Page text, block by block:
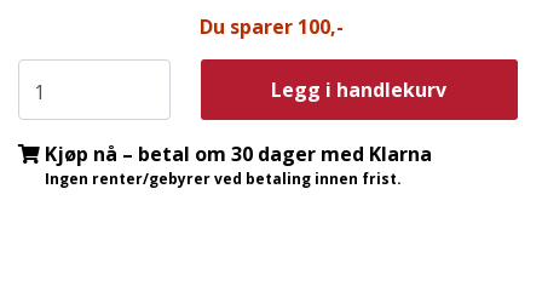
Du sparer 100,-
Legg i handlekurv
Kjøp nå – betal om 30 dager med Klarna
Ingen renter/gebyrer ved betaling innen frist.